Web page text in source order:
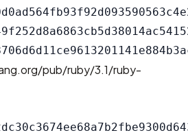
pub/ruby/3.1/ruby-